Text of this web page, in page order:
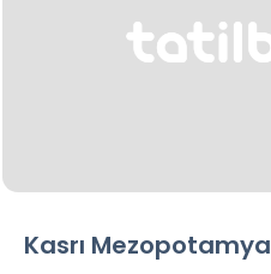
Kasrı Mezopotamya